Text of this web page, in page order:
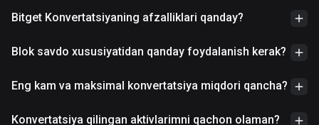
Bitget Konvertatsiyaning afzalliklari qanday?
Blok savdo xususiyatidan qanday foydalanish kerak?
Eng kam va maksimal konvertatsiya miqdori qancha?
Konvertatsiya qilingan aktivlarimni qachon olaman?